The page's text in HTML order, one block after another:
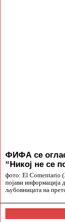
ФИФА се
“Никој не се
фото: El Comentario
појави информација
љубовницата на